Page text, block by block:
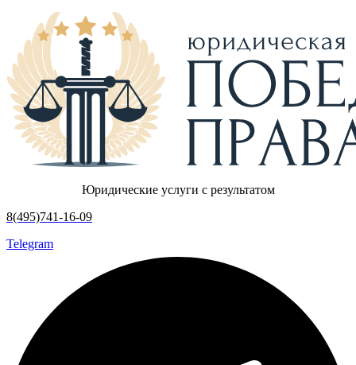
Юридические услуги с результатом
8(495)741-16-09
Telegram